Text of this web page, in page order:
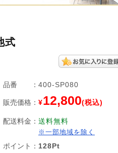
式
品番 ： 400-SP080
販売価格 ： ¥12,800(税込)
配送料金 ： 送料無料
※一部地域を除く
ポイント ： 128Pt